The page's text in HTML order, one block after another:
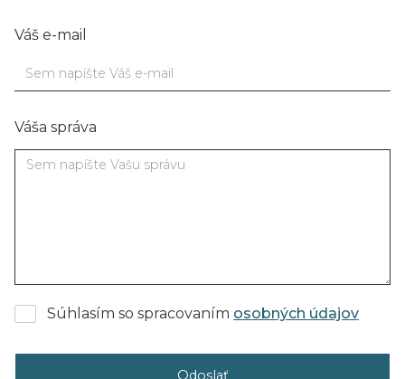
Váš e-mail
Váša správa
Súhlasím so spracovaním osobných údajov